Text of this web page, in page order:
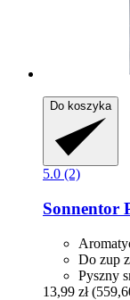
Do koszyka
5.0 (2)
Sonnentor
Do zup
Pyszny
13,99 zł